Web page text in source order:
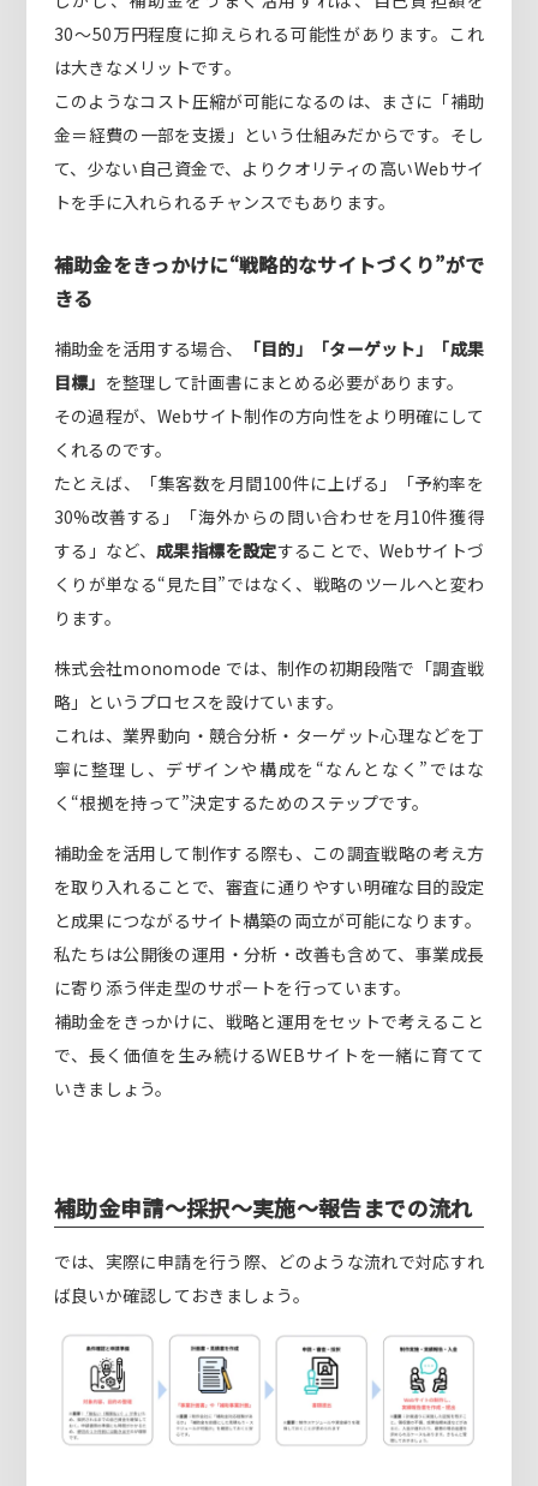
30〜50万円程度に抑えられる可能性があります。これ
は大きなメリットです。
このようなコスト圧縮が可能になるのは、まさに「補助
金＝経費の一部を支援」という仕組みだからです。そし
て、少ない自己資金で、よりクオリティの高いWebサイ
トを手に入れられるチャンスでもあります。
補助金をきっかけに“戦略的なサイトづくり”がで
きる
補助金を活用する場合、
「目的」「ターゲット」「成果
目標」 を整理して計画書にまとめる必要があります。
その過程が、Webサイト制作の方向性をより明確にして
くれるのです。
たとえば、「集客数を月間100件に上げる」「予約率を
30%改善する」「海外からの問い合わせを月10件獲得
する」など、 成果指標を設定することで、Webサイトづ
くりが単なる“見た目”ではなく、戦略のツールへと変わ
ります。
株式会社monomode では、制作の初期段階で「調査戦
略」というプロセスを設けています。
これは、業界動向・競合分析・ターゲット心理などを丁
寧に整理し、デザインや構成を“なんとなく”ではな
く“根拠を持って”決定するためのステップです。
補助金を活用して制作する際も、この調査戦略の考え方
を取り入れることで、審査に通りやすい明確な目的設定
と成果につながるサイト構築の両立が可能になります。
私たちは公開後の運用・分析・改善も含めて、事業成長
に寄り添う伴走型のサポートを行っています。
補助金をきっかけに、戦略と運用をセットで考えること
で、長く価値を生み続けるWEBサイトを一緒に育てて
いきましょう。
補助金申請～採択～実施～報告までの流れ
では、実際に申請を行う際、どのような流れで対応すれ
ば良いか確認しておきましょう。